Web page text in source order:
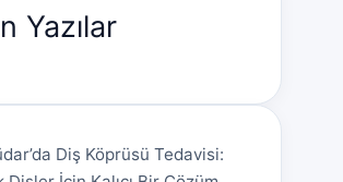
Yazılar
Diş Köprüsü Tedavisi: